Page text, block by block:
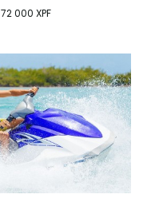
72 000 XPF